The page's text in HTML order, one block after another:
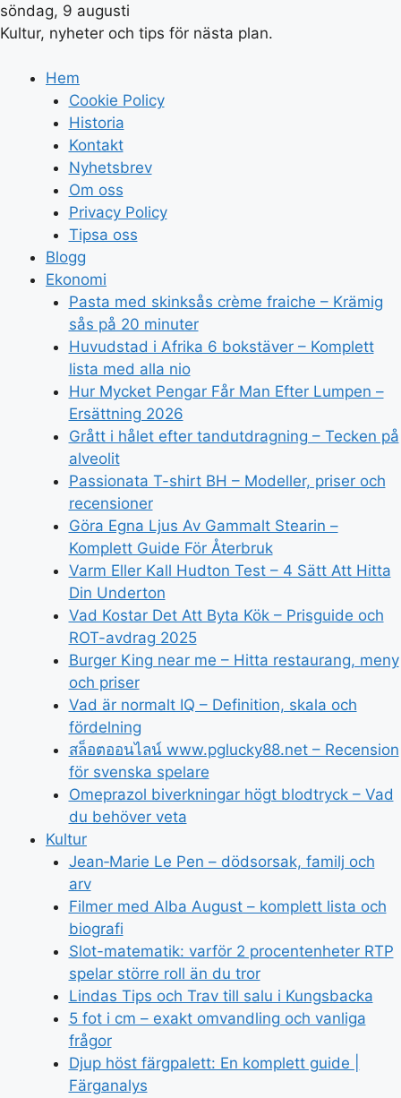
söndag, 9 augusti
Kultur, nyheter och tips för nästa plan.
Hem
Cookie Policy
Historia
Kontakt
Nyhetsbrev
Om oss
Privacy Policy
Tipsa oss
Blogg
Ekonomi
Pasta med skinksås crème fraiche – Krämig
sås på 20 minuter
Huvudstad i Afrika 6 bokstäver – Komplett
lista med alla nio
Hur Mycket Pengar Får Man Efter Lumpen –
Ersättning 2026
Grått i hålet efter tandutdragning – Tecken på
alveolit
Passionata T-shirt BH – Modeller, priser och
recensioner
Göra Egna Ljus Av Gammalt Stearin –
Komplett Guide För Återbruk
Varm Eller Kall Hudton Test – 4 Sätt Att Hitta
Din Underton
Vad Kostar Det Att Byta Kök – Prisguide och
ROT-avdrag 2025
Burger King near me – Hitta restaurang, meny
och priser
Vad är normalt IQ – Definition, skala och
fördelning
สล็อตออนไลน์ www.pglucky88.net – Recension
för svenska spelare
Omeprazol biverkningar högt blodtryck – Vad
du behöver veta
Kultur
Jean‑Marie Le Pen – dödsorsak, familj och
arv
Filmer med Alba August – komplett lista och
biografi
Slot-matematik: varför 2 procentenheter RTP
spelar större roll än du tror
Lindas Tips och Trav till salu i Kungsbacka
5 fot i cm – exakt omvandling och vanliga
frågor
Djup höst färgpalett: En komplett guide |
Färganalys